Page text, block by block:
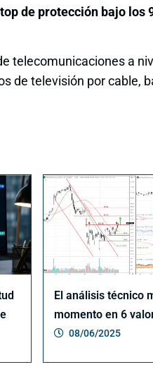
de protección bajo los
telecomunicaciones a
de televisión por cable,
El análisis técnico
momento en 6
08/06/2025